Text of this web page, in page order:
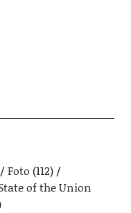
Foto (112)
of the Union